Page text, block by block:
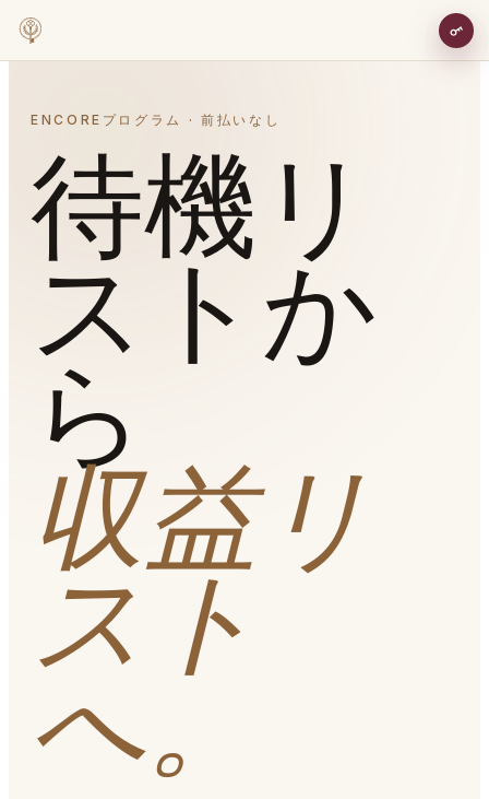
ENCOREプログラム · 前払いなし
待機リ
ストか
ら
収益リ
スト
へ。